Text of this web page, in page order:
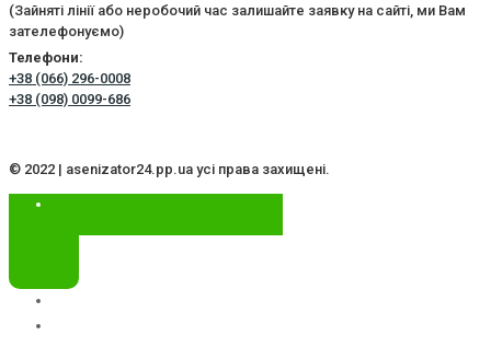
(Зайняті лінії або неробочий час залишайте заявку на сайті, ми Вам
зателефонуємо)
Телефони:
+38 (066) 296-0008
+38 (098) 0099-686
© 2022 | asenizator24.pp.ua усі права захищені.